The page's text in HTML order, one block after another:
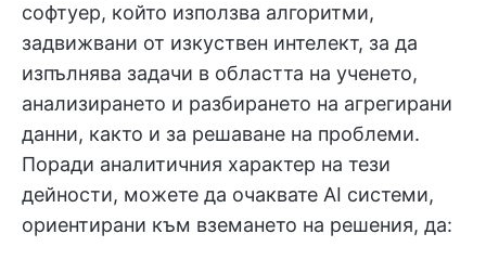
софтуер, който използва алгоритми,
задвижвани от изкуствен интелект, за да
изпълнява задачи в областта на ученето,
анализирането и разбирането на агрегирани
данни, както и за решаване на проблеми.
Поради аналитичния характер на тези
дейности, можете да очаквате AI системи,
ориентирани към вземането на решения, да: